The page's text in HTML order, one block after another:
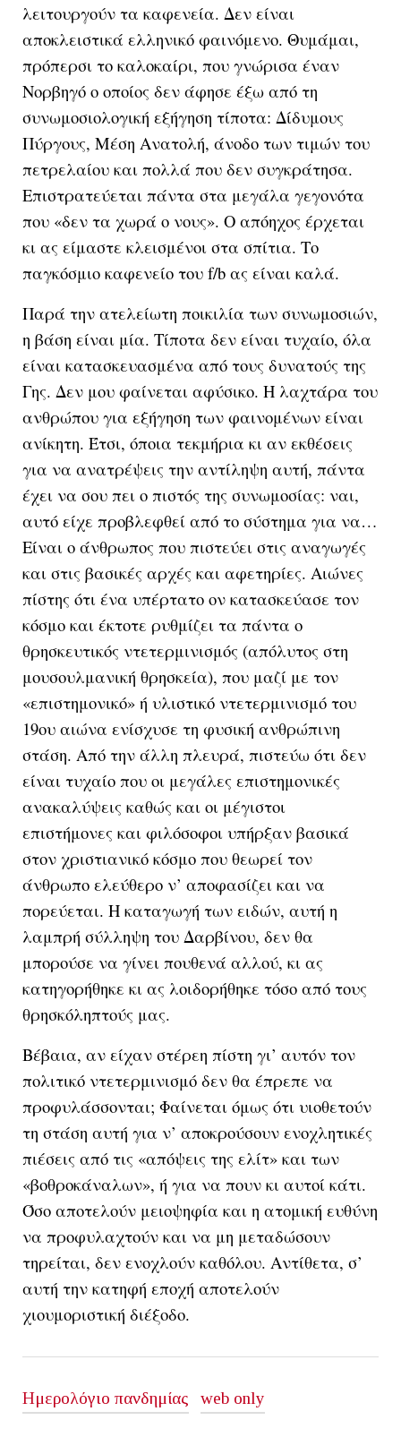
λειτουργούν τα καφενεία. Δεν είναι
αποκλειστικά ελληνικό φαινόμενο. Θυμάμαι,
πρόπερσι το καλοκαίρι, που γνώρισα έναν
Νορβηγό ο οποίος δεν άφησε έξω από τη
συνωμοσιολογική εξήγηση τίποτα: Δίδυμους
Πύργους, Μέση Ανατολή, άνοδο των τιμών του
πετρελαίου και πολλά που δεν συγκράτησα.
Επιστρατεύεται πάντα στα μεγάλα γεγονότα
που «δεν τα χωρά ο νους». Ο απόηχος έρχεται
κι ας είμαστε κλεισμένοι στα σπίτια. Το
παγκόσμιο καφενείο του f/b ας είναι καλά.
Παρά την ατελείωτη ποικιλία των συνωμοσιών,
η βάση είναι μία. Τίποτα δεν είναι τυχαίο, όλα
είναι κατασκευασμένα από τους δυνατούς της
Γης. Δεν μου φαίνεται αφύσικο. Η λαχτάρα του
ανθρώπου για εξήγηση των φαινομένων είναι
ανίκητη. Έτσι, όποια τεκμήρια κι αν εκθέσεις
για να ανατρέψεις την αντίληψη αυτή, πάντα
έχει να σου πει ο πιστός της συνωμοσίας: ναι,
αυτό είχε προβλεφθεί από το σύστημα για να…
Είναι ο άνθρωπος που πιστεύει στις αναγωγές
και στις βασικές αρχές και αφετηρίες. Αιώνες
πίστης ότι ένα υπέρτατο ον κατασκεύασε τον
κόσμο και έκτοτε ρυθμίζει τα πάντα ο
θρησκευτικός ντετερμινισμός (απόλυτος στη
μουσουλμανική θρησκεία), που μαζί με τον
«επιστημονικό» ή υλιστικό ντετερμινισμό του
19ου αιώνα ενίσχυσε τη φυσική ανθρώπινη
στάση. Από την άλλη πλευρά, πιστεύω ότι δεν
είναι τυχαίο που οι μεγάλες επιστημονικές
ανακαλύψεις καθώς και οι μέγιστοι
επιστήμονες και φιλόσοφοι υπήρξαν βασικά
στον χριστιανικό κόσμο που θεωρεί τον
άνθρωπο ελεύθερο ν’ αποφασίζει και να
πορεύεται. Η καταγωγή των ειδών, αυτή η
λαμπρή σύλληψη του Δαρβίνου, δεν θα
μπορούσε να γίνει πουθενά αλλού, κι ας
κατηγορήθηκε κι ας λοιδορήθηκε τόσο από τους
θρησκόληπτούς μας.
Βέβαια, αν είχαν στέρεη πίστη γι’ αυτόν τον
πολιτικό ντετερμινισμό δεν θα έπρεπε να
προφυλάσσονται; Φαίνεται όμως ότι υιοθετούν
τη στάση αυτή για ν’ αποκρούσουν ενοχλητικές
πιέσεις από τις «απόψεις της ελίτ» και των
«βοθροκάναλων», ή για να πουν κι αυτοί κάτι.
Όσο αποτελούν μειοψηφία και η ατομική ευθύνη
να προφυλαχτούν και να μη μεταδώσουν
τηρείται, δεν ενοχλούν καθόλου. Αντίθετα, σ’
αυτή την κατηφή εποχή αποτελούν
χιουμοριστική διέξοδο.
Ημερολόγιο πανδημίας web only